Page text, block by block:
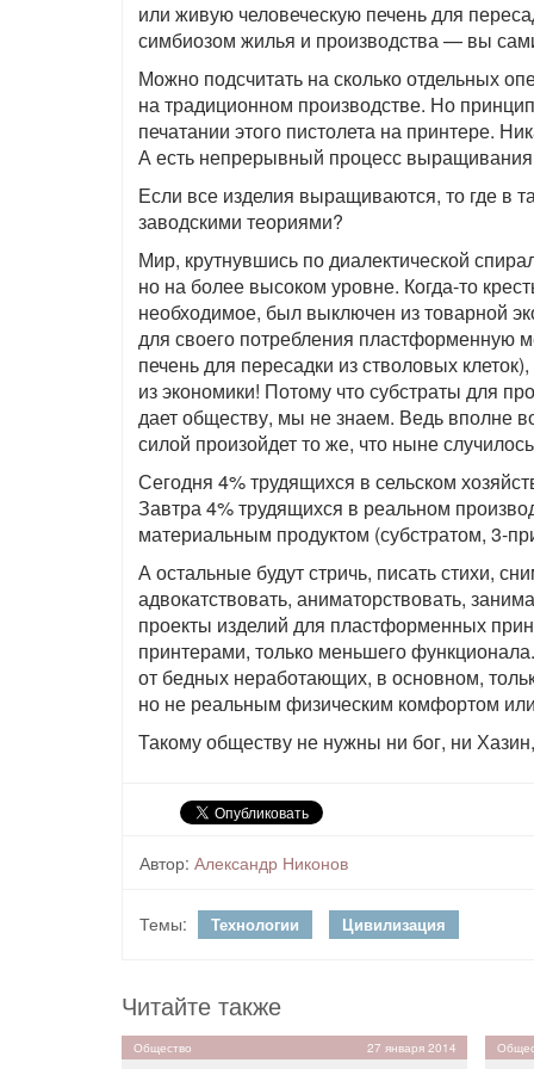
или живую человеческую печень для
симбиозом жилья и производства — вы
Можно подсчитать на сколько отдельных
на традиционном производстве. Но
печатании этого пистолета на принтере.
А есть непрерывный процесс выращивания
Если все изделия выращиваются, то где в
заводскими теориями?
Мир, крутнувшись по диалектической
но на более высоком уровне. Когда-то
необходимое, был выключен из товарной
для своего потребления пластформенную
печень для пересадки из стволовых
из экономики! Потому что субстраты для
дает обществу, мы не знаем. Ведь вполне
силой произойдет то же, что ныне
Сегодня 4% трудящихся в сельском
Завтра 4% трудящихся в реальном
материальным продуктом (субстратом, 3-
А остальные будут стричь, писать стихи,
адвокатствовать, аниматорствовать,
проекты изделий для пластформенных
принтерами, только меньшего
от бедных неработающих, в основном,
но не реальным физическим комфортом
Такому обществу не нужны ни бог, ни
Автор: Александр Никонов
Темы: Технологии Цивилизация
Читайте также
Общество 27 января 2014